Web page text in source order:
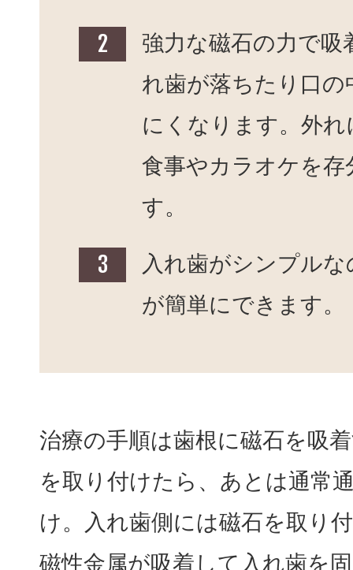
強力な磁石の力で吸
れ歯が落ちたり口
にくなります。外
食事やカラオケを存
す。
入れ歯がシンプル
が簡単にできます。
治療の手順は歯根に磁石を吸
を取り付けたら、あとは通常
け。入れ歯側には磁石を取り
磁性金属が吸着して入れ歯を